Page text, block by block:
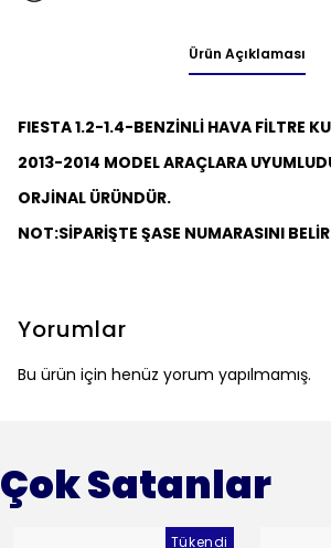
Ürün Açıklaması
FIESTA 1.2-1.4-BENZİNLİ HAVA FİLTRE
2013-2014 MODEL ARAÇLARA
ORJİNAL ÜRÜNDÜR.
NOT:SİPARİŞTE ŞASE NUMARASINI
Yorumlar
Bu ürün için henüz yorum yapılmamış.
Çok Satanlar
Tükendi